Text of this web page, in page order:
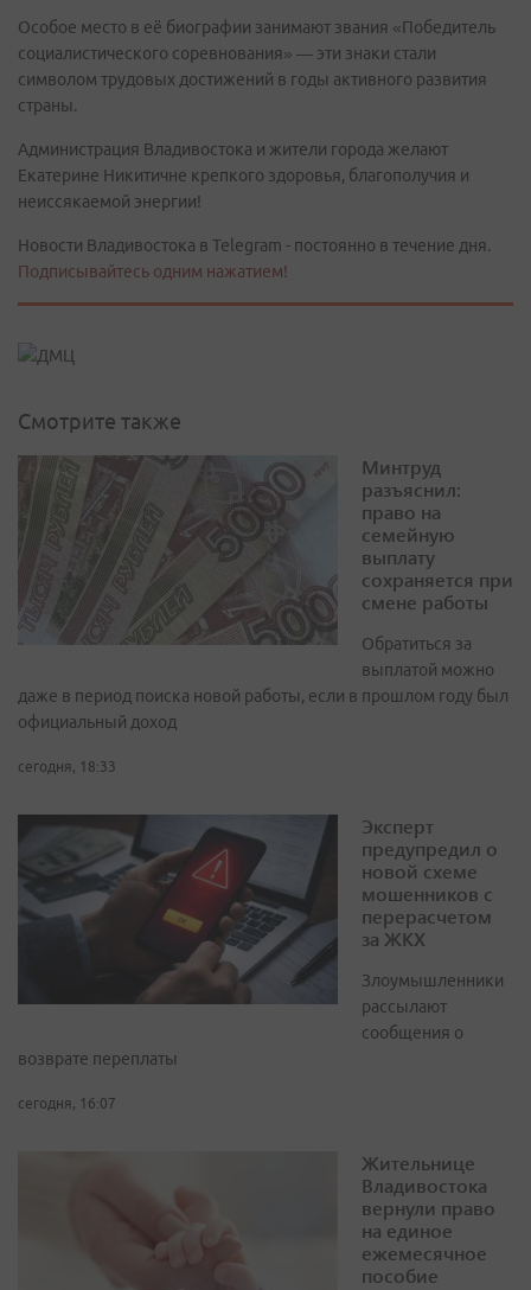
Особое место в её биографии занимают звания «Победитель
социалистического соревнования» — эти знаки стали
символом трудовых достижений в годы активного развития
страны.
Администрация Владивостока и жители города желают
Екатерине Никитичне крепкого здоровья, благополучия и
неиссякаемой энергии!
Новости Владивостока в Telegram - постоянно в течение дня.
Подписывайтесь одним нажатием!
Смотрите также
Минтруд
разъяснил:
право на
семейную
выплату
сохраняется при
смене работы
Обратиться за
выплатой можно
даже в период поиска новой работы, если в прошлом году был
официальный доход
сегодня, 18:33
Эксперт
предупредил о
новой схеме
мошенников с
перерасчетом
за ЖКХ
Злоумышленники
рассылают
сообщения о
возврате переплаты
сегодня, 16:07
Жительнице
Владивостока
вернули право
на единое
ежемесячное
пособие